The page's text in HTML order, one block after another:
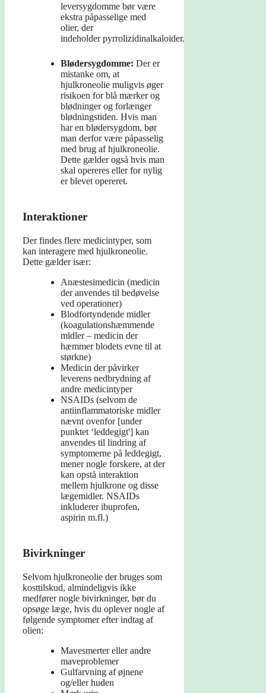
leversygdomme bør være
ekstra påpasselige med
olier, der
indeholder pyrrolizidinalkaloider.
Blødersygdomme: Der er
mistanke om, at
hjulkroneolie muligvis øger
risikoen for blå mærker og
blødninger og forlænger
blødningstiden. Hvis man
har en blødersygdom, bør
man derfor være påpasselig
med brug af hjulkroneolie.
Dette gælder også hvis man
skal opereres eller for nylig
er blevet opereret.
Interaktioner
Der findes flere medicintyper, som
kan interagere med hjulkroneolie.
Dette gælder især:
Anæstesimedicin (medicin
der anvendes til bedøvelse
ved operationer)
Blodfortyndende midler
(koagulationshæmmende
midler – medicin der
hæmmer blodets evne til at
størkne)
Medicin der påvirker
leverens nedbrydning af
andre medicintyper
NSAIDs (selvom de
antiinflammatoriske midler
nævnt ovenfor [under
punktet ‘leddegigt'] kan
anvendes til lindring af
symptomerne på leddegigt,
mener nogle forskere, at der
kan opstå interaktion
mellem hjulkrone og disse
lægemidler. NSAIDs
inkluderer ibuprofen,
aspirin m.fl.)
Bivirkninger
Selvom hjulkroneolie der bruges som
kosttilskud, almindeligvis ikke
medfører nogle bivirkninger, bør du
opsøge læge, hvis du oplever nogle af
følgende symptomer efter indtag af
olien:
Mavesmerter eller andre
maveproblemer
Gulfarvning af øjnene
og/eller huden